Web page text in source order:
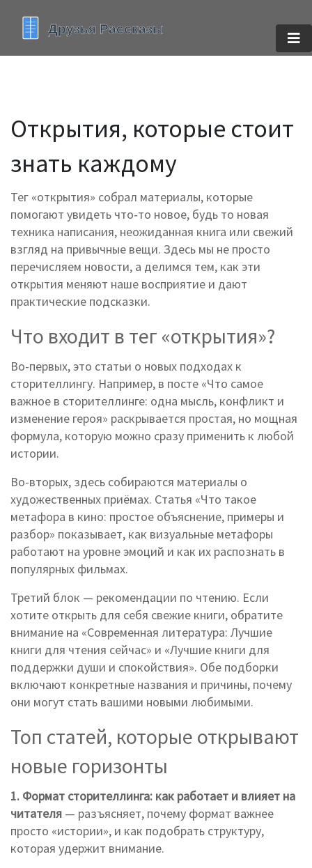
Открытия, которые стоит
знать каждому
Тег «открытия» собрал материалы, которые
помогают увидеть что‑то новое, будь то новая
техника написания, неожиданная книга или свежий
взгляд на привычные вещи. Здесь мы не просто
перечисляем новости, а делимся тем, как эти
открытия меняют наше восприятие и дают
практические подсказки.
Что входит в тег «открытия»?
Во-первых, это статьи о новых подходах к
сторителлингу. Например, в посте «Что самое
важное в сторителлинге: одна мысль, конфликт и
изменение героя» раскрывается простая, но мощная
формула, которую можно сразу применить к любой
истории.
Во-вторых, здесь собираются материалы о
художественных приёмах. Статья «Что такое
метафора в кино: простое объяснение, примеры и
разбор» показывает, как визуальные метафоры
работают на уровне эмоций и как их распознать в
популярных фильмах.
Третий блок — рекомендации по чтению. Если
хотите открыть для себя свежие книги, обратите
внимание на «Современная литература: Лучшие
книги для чтения сейчас» и «Лучшие книги для
поддержки души и спокойствия». Обе подборки
включают конкретные названия и причины, почему
они могут стать вашими новыми любимыми.
Топ статей, которые открывают
новые горизонты
1. Формат сторителлинга: как работает и влияет на
читателя — разъясняет, почему формат важнее
просто «истории», и как подобрать структуру,
которая удержит внимание.